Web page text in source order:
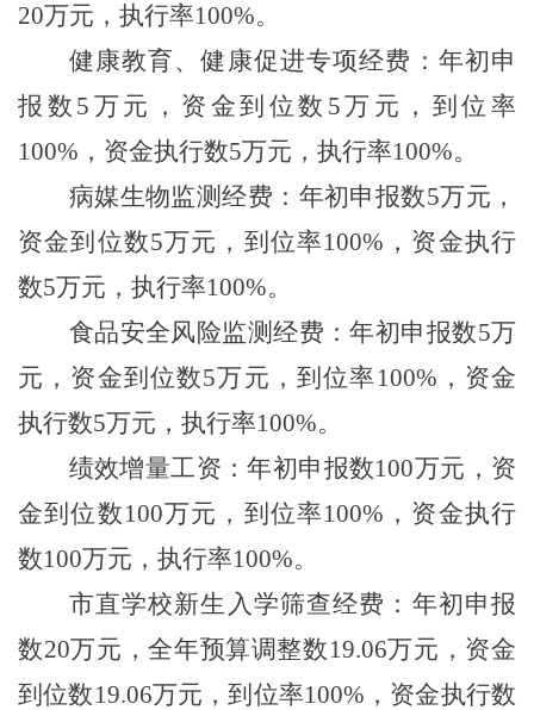
20万元，执行率100%。
健康教育、健康促进专项经费：年初申
报数 5 万元，资金到位数 5万元，到位率
100% ，资金执行数5万元，执行率100%。
病媒生物监测经费：年初申报数5万元，
资金到位数5万元，到位率100% ，资金执行
数5万元，执行率100%。
食品安全风险监测经费：年初申报数5万
元，资金到位数5万元，到位率 100% ，资金
执行数5万元，执行率100%。
绩效增量工资：年初申报数100万元，资
金到位数100万元，到位率100% ，资金执行
数100万元，执行率100%。
市直学校新生入学筛查经费：年初申报
数20万元，全年预算调整数19.06万元，资金
到位数19.06万元，到位率100% ，资金执行数